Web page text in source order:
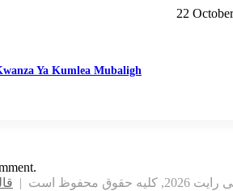
22
Ya Kumlea Mubaligh
2026, کلیه حقوق محفوظ است |